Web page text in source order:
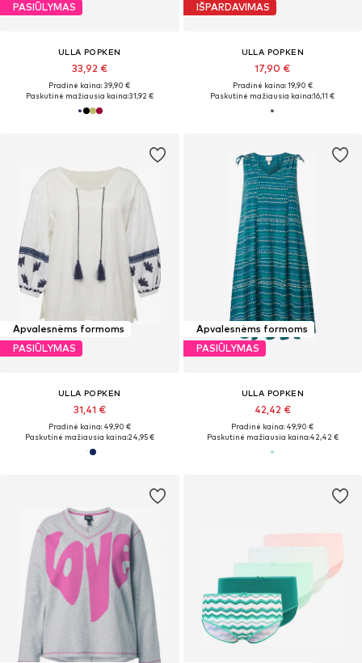
PASIŪLYMAS
ULLA POPKEN
33,92 €
Pradinė kaina: 39,90 €
Paskutinė mažiausia kaina:31,92 €
IŠPARDAVIMAS
ULLA POPKEN
17,90 €
Pradinė kaina: 19,90 €
Paskutinė mažiausia kaina:16,11 €
Apvalesnėms formoms
PASIŪLYMAS
ULLA POPKEN
31,41 €
Pradinė kaina: 49,90 €
Paskutinė mažiausia kaina:24,95 €
Apvalesnėms formoms
PASIŪLYMAS
ULLA POPKEN
42,42 €
Pradinė kaina: 49,90 €
Paskutinė mažiausia kaina:42,42 €